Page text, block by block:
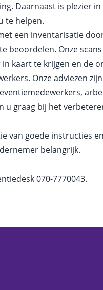
Daarnaast is plezier
te helpen.
een inventarisatie
beoordelen. Onze
kaart te krijgen en de
Onze adviezen
graag bij het
van goede instructies
belangrijk.
070-7770043.